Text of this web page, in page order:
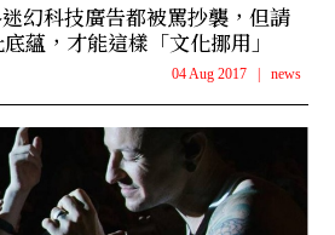
幻科技廣告都被罵抄襲，但請
蘊，才能這樣「文化挪用」
04 Aug 2017 news